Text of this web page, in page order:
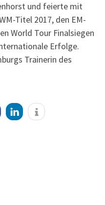
und feierte mit
Titel 2017, den EM-
World Tour Finalsiegen
Erfolge.
Trainerin des